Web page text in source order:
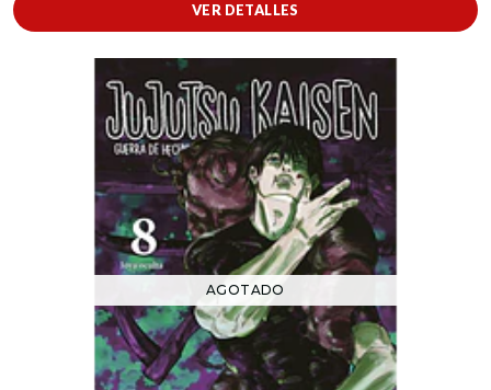
VER DETALLES
AGOTADO